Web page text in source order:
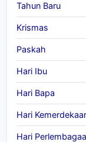
Tahun Baru
Krismas
Paskah
Hari Ibu
Hari Bapa
Hari
Hari